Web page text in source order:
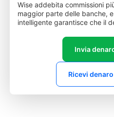
Wise addebita commissioni
maggior parte delle banche,
intelligente garantisce che il
Invia
Ricevi